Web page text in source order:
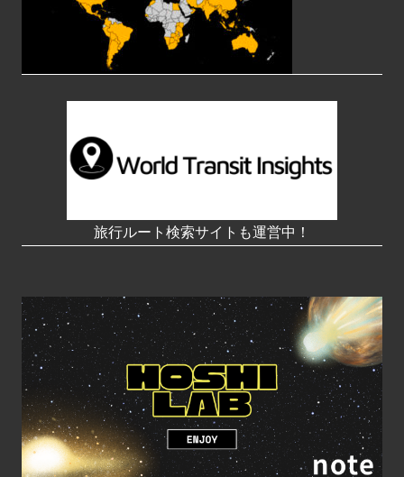
旅行ルート検索サイトも運営中！